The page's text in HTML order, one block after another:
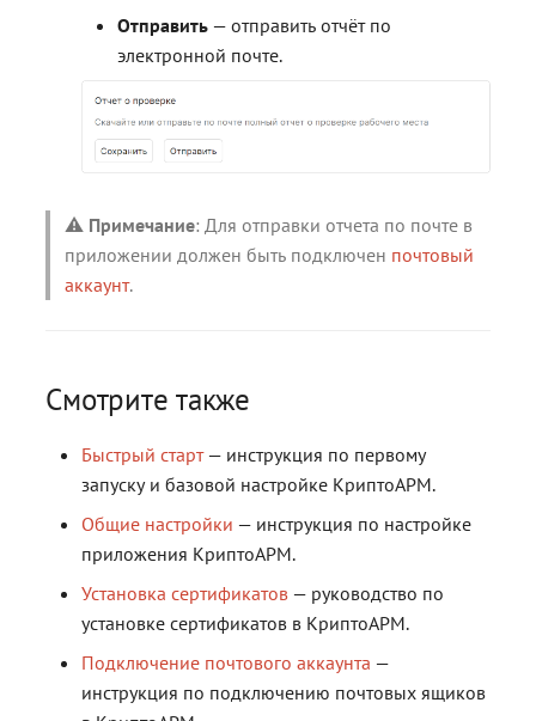
Отправить — отправить отчёт по
электронной почте.
⚠️ Примечание: Для отправки отчета по почте в
приложении должен быть подключен почтовый
аккаунт.
Смотрите также
Быстрый старт— инструкция по первому
запуску и базовой настройке КриптоАРМ.
Общие настройки — инструкция по настройке
приложения КриптоАРМ.
Установка сертификатов — руководство по
установке сертификатов в КриптоАРМ.
Подключение почтового аккаунта —
инструкция по подключению почтовых ящиков